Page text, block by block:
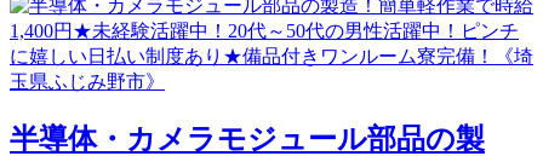
半導体・カメラモジュール部品の製